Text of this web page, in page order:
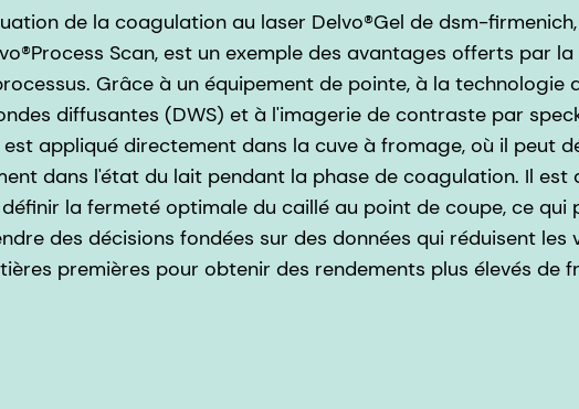
de la coagulation au laser Delvo®Gel de dsm-
Scan, est un exemple des avantages offerts par
Grâce à un équipement de pointe, à la technologie
diffusantes (DWS) et à l'imagerie de contraste par
appliqué directement dans la cuve à fromage, où il peut
dans l'état du lait pendant la phase de coagulation. Il est
la fermeté optimale du caillé au point de coupe, ce qui
des décisions fondées sur des données qui réduisent les
premières pour obtenir des rendements plus élevés de